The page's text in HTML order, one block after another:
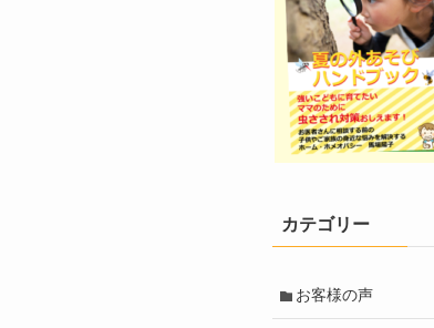
カテゴリー
お客様の声